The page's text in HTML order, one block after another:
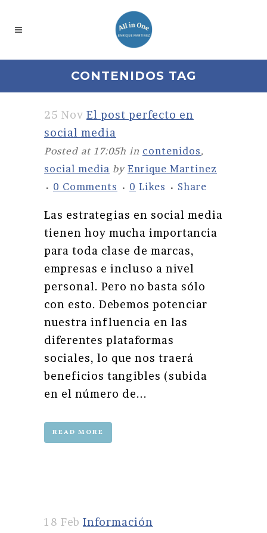
CONTENIDOS TAG
25 Nov El post perfecto en
social media
Posted at 17:05h in contenidos,
social media by Enrique Martinez
0 Comments
0 Likes Share
Las estrategias en social media
tienen hoy mucha importancia
para toda clase de marcas,
empresas e incluso a nivel
personal. Pero no basta sólo
con esto. Debemos potenciar
nuestra influencia en las
diferentes plataformas
sociales, lo que nos traerá
beneficios tangibles (subida
en el número de...
READ MORE
18 Feb Información